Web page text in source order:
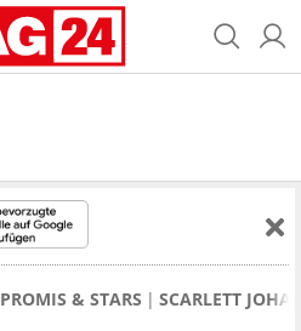
PROMIS & STARS SCARLETT